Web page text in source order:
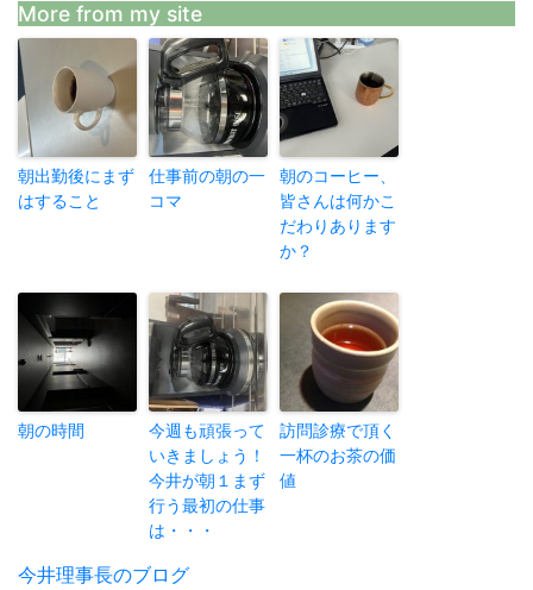
More from my site
朝出勤後にまず
はすること
仕事前の朝の一
コマ
朝のコーヒー、
皆さんは何かこ
だわりあります
か？
朝の時間
今週も頑張って
いきましょう！
今井が朝１まず
行う最初の仕事
は・・・
訪問診療で頂く
一杯のお茶の価
値
投
今井理事長のブログ